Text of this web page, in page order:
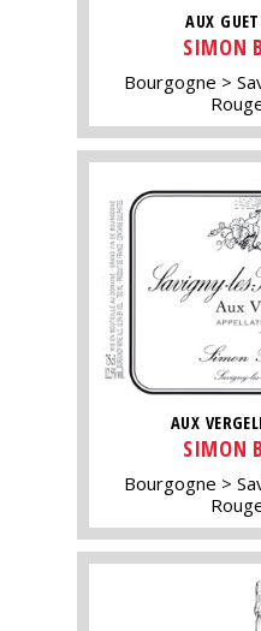
AUX
SIMON
Bourgogne
AUX
SIMON
Bourgogne